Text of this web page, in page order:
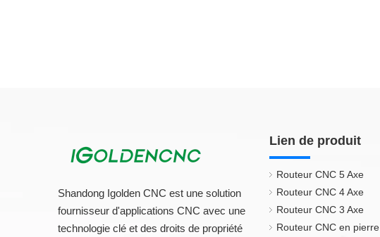
Shandong Igolden CNC est une solution
fournisseur d'applications CNC avec une
technologie clé et des droits de propriété
Lien de produit
Routeur CNC 5 Axe
Routeur CNC 4 Axe
Routeur CNC 3 Axe
Routeur CNC en pierre